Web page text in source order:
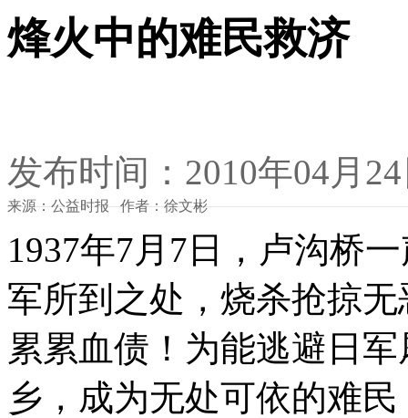
烽火中的难民救济
发布时间：2010年04月
来源：公益时报 作者：徐文彬
1937年7月7日，卢沟桥
军所到之处，烧杀抢掠
累累血债！为能逃避日
乡，成为无处可依的难